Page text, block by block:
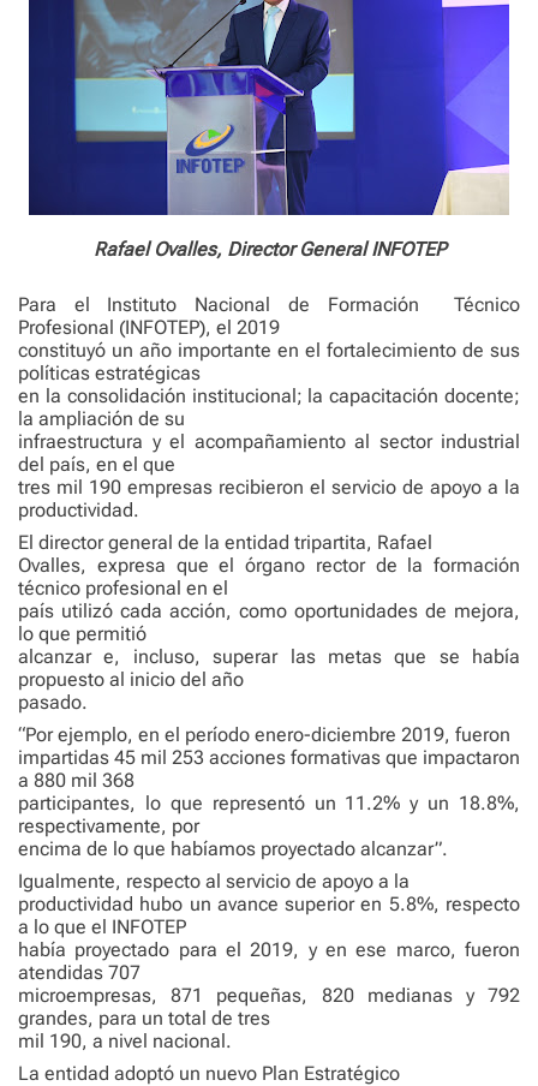
Rafael Ovalles, Director General INFOTEP
Para el Instituto Nacional de Formación
Técnico
Profesional (INFOTEP), el 2019
constituyó un año importante en el fortalecimiento de sus
políticas estratégicas
en la consolidación institucional; la capacitación docente;
la ampliación de su
infraestructura y el acompañamiento al sector industrial
del país, en el que
tres mil 190 empresas recibieron el servicio de apoyo a la
productividad.
El director general de la entidad tripartita, Rafael
Ovalles, expresa que el órgano rector de la formación
técnico profesional en el
país utilizó cada acción, como oportunidades de mejora,
lo que permitió
alcanzar e, incluso, superar las metas que se había
propuesto al inicio del año
pasado.
“Por ejemplo, en el período enero-diciembre 2019, fueron
impartidas 45 mil 253 acciones formativas que impactaron
a 880 mil 368
participantes, lo que representó un 11.2% y un 18.8%,
respectivamente, por
encima de lo que habíamos proyectado alcanzar”.
Igualmente, respecto al servicio de apoyo a la
productividad hubo un avance superior en 5.8%, respecto
a lo que el INFOTEP
había proyectado para el 2019, y en ese marco, fueron
atendidas 707
microempresas, 871 pequeñas, 820 medianas y 792
grandes, para un total de tres
mil 190, a nivel nacional.
La entidad adoptó un nuevo Plan Estratégico